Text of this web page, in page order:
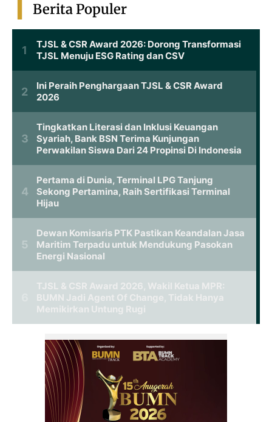
Berita Populer